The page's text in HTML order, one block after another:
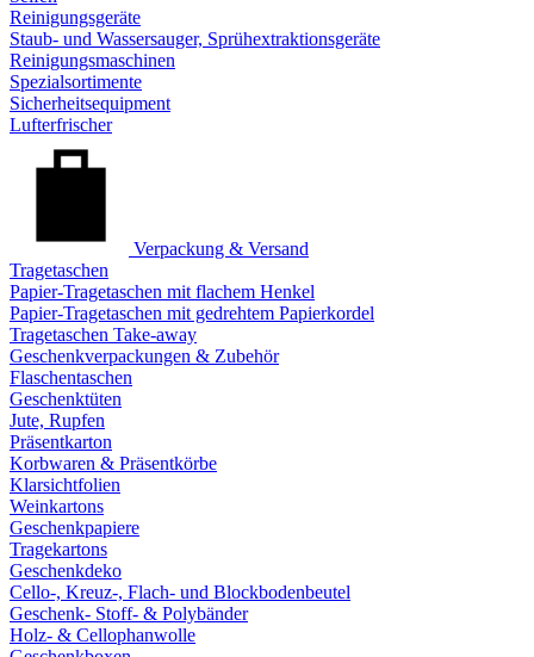
Reinigungsgeräte
Staub- und Wassersauger, Sprühextraktionsgeräte
Reinigungsmaschinen
Spezialsortimente
Sicherheitsequipment
Lufterfrischer
Verpackung & Versand
Tragetaschen
Papier-Tragetaschen mit flachem Henkel
Papier-Tragetaschen mit gedrehtem Papierkordel
Tragetaschen Take-away
Geschenkverpackungen & Zubehör
Flaschentaschen
Geschenktüten
Jute, Rupfen
Präsentkarton
Korbwaren & Präsentkörbe
Klarsichtfolien
Weinkartons
Geschenkpapiere
Tragekartons
Geschenkdeko
Cello-, Kreuz-, Flach- und Blockbodenbeutel
Geschenk- Stoff- & Polybänder
Holz- & Cellophanwolle